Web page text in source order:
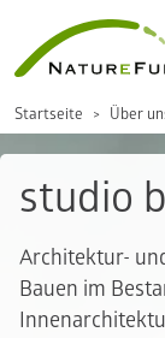
Startseite Über
studio
Architektur-
Bauen im